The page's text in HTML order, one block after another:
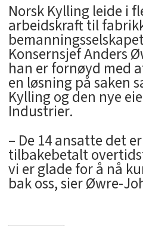
Norsk Kylling leide i
arbeidskraft til
Konsernsjef Anders
han er fornøyd med
en løsning på saken
Kylling og den nye
Industrier.
– De 14 ansatte det
tilbakebetalt
vi er glade for å nå
bak oss, sier Øwre-